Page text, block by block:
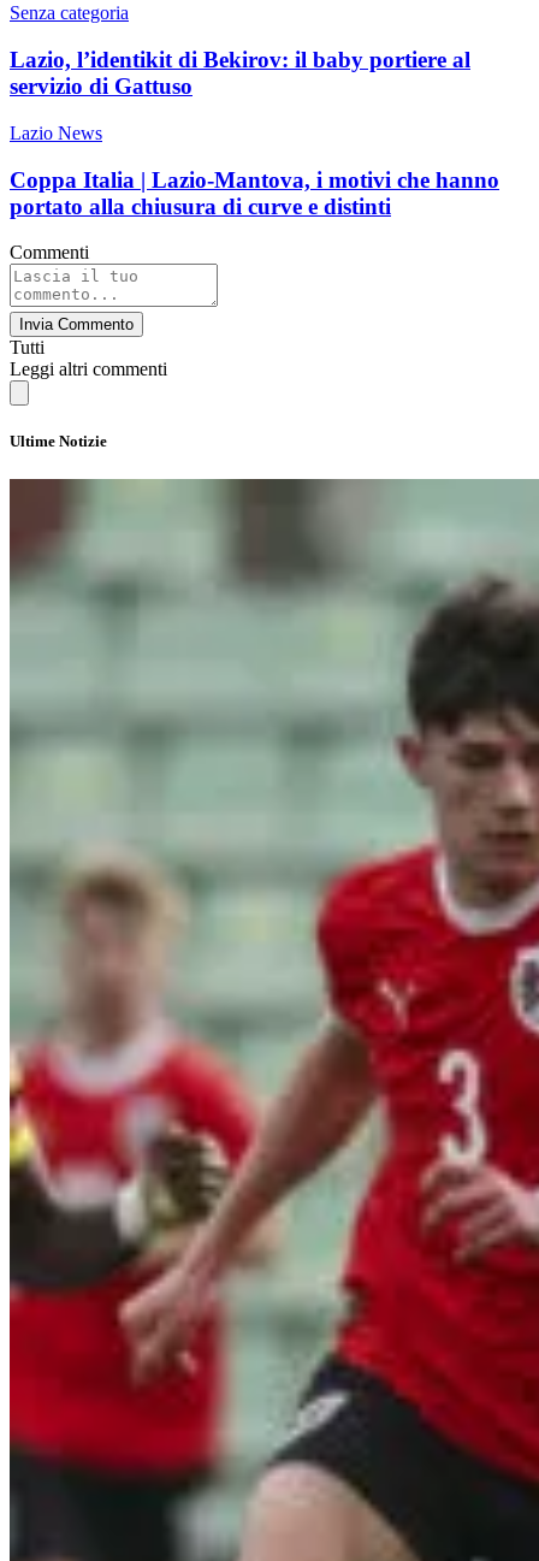
Senza categoria
Lazio, l’identikit di Bekirov: il baby portiere al
servizio di Gattuso
Lazio News
Coppa Italia | Lazio-Mantova, i motivi che hanno
portato alla chiusura di curve e distinti
Commenti
Invia Commento
Tutti
Leggi altri commenti
Ultime Notizie